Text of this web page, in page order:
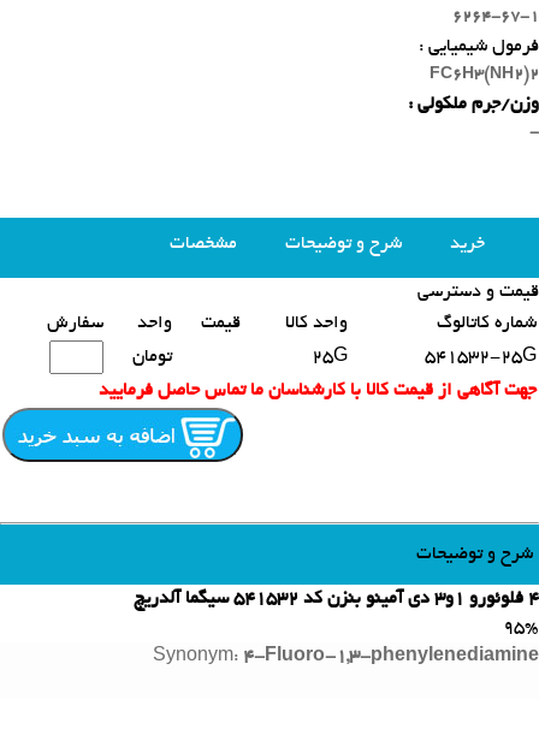
6264-67-1
فرمول شیمیایی :
FC6H3(NH2)2
وزن/جرم ملکولی :
-
خرید شرح و توضیحات مشخصات
محصولات مشابه
قیمت و دسترسی
شماره کاتالوگ
واحد کالا قیمت واحد
سفارش
541532-25G
25G
تومان
جهت آگاهی از قیمت کالا با کارشناسان ما تماس حاصل فرمایید
شرح و توضیحات
4 فلوئورو 1و3 دی آمینو بنزن کد 541532 سیگما آلدریچ
95%
Synonym: 4-Fluoro-1,3-phenylenediamine